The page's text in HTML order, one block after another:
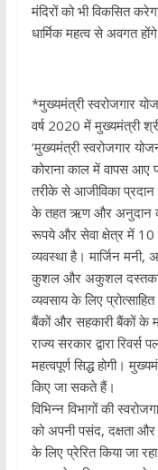
मंदिरों को भी विकसित
धार्मिक महत्व से अवगत
*मुख्यमंत्री स्वरोजगार
वर्ष 2020 में मुख्यमंत्री
‘मुख्यमंत्री स्वरोजगार
कोराना काल में वापस आए
तरीके से आजीविका
के तहत ऋण और अनुदान
रूपये और सेवा क्षेत्र में
व्यवस्था है। मार्जिन
कुशल और अकुशल
व्यवसाय के लिए
बैंकों और सहकारी बैंकों के
राज्य सरकार द्वारा
महत्वपूर्ण सिद्ध होगी।
किए जा सकते हैं।
विभिन्न विभागों की
को अपनी पसंद, दक्षता
के लिए प्रेरित किया जा